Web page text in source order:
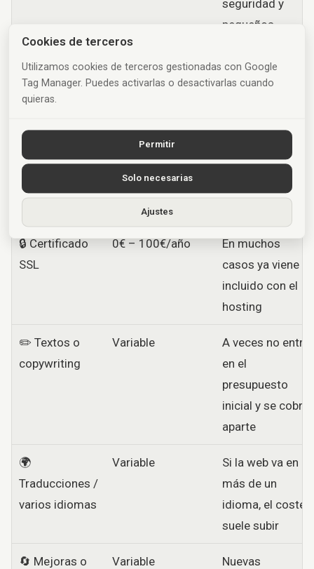
seguridad y
pequeños
📈 SEO
mensual
200€ – 800€/mes
Solo si quieres
y captar tráfico
🔒 Certificado
SSL
0€ – 100€/año
En muchos
casos ya viene
incluido con el
hosting
✏️ Textos o
copywriting
Variable
A veces no entra
en el
presupuesto
inicial y se cobra
aparte
🌍
Traducciones /
varios idiomas
Variable
Si la web va en
más de un
idioma, el coste
suele subir
🔄 Mejoras o
Variable
Nuevas
Cookies de terceros
Utilizamos cookies de terceros gestionadas con Google
Tag Manager. Puedes activarlas o desactivarlas cuando
quieras.
Permitir
Solo necesarias
Ajustes